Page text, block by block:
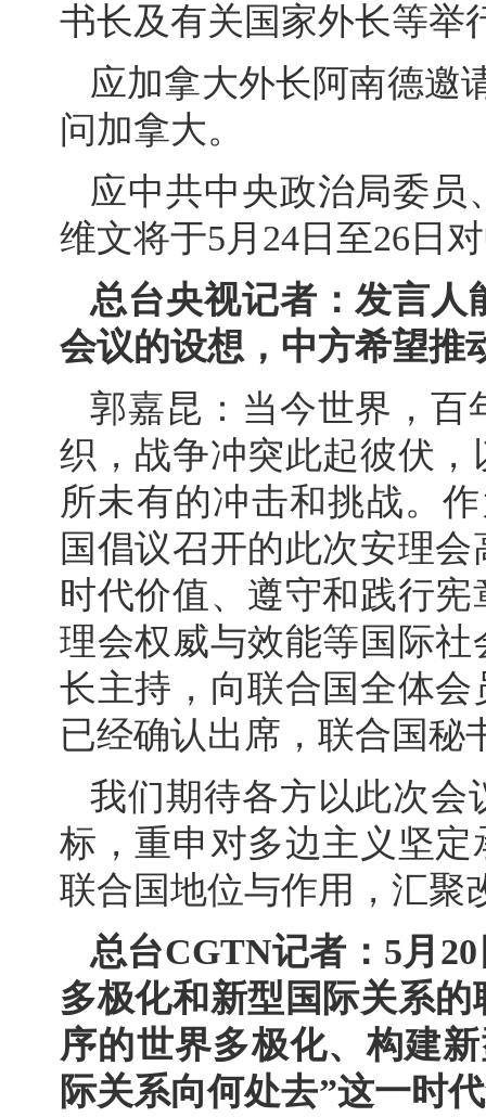
书长及有关国家外长等举
应加拿大外长阿南德邀
问加拿大。
应中共中央政治局委
维文将于5月24日至26日
总台央视记者：发言人
会议的设想，中方希望推
郭嘉昆：当今世界，百
织，战争冲突此起彼伏
所未有的冲击和挑战。
国倡议召开的此次安理
时代价值、遵守和践行
理会权威与效能等国际
长主持，向联合国全体
已经确认出席，联合国秘
我们期待各方以此次会
标，重申对多边主义坚
联合国地位与作用，汇聚
总台CGTN记者：5月
多极化和新型国际关系
序的世界多极化、构建
际关系向何处去”这一时